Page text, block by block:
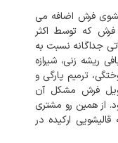
فرش اضافه می
که توسط اکثر
جداگانه نسبت به
ریشه زنی، شیرازه
ترمیم پارگی و
فرش مشکل آن
از همین رو مشتری
ارکیده در